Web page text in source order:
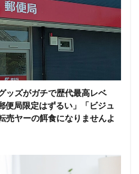
ッズがガチで歴代最高レベ
便局限定はずるい」「ビジュ
売ヤーの餌食になりませんよ